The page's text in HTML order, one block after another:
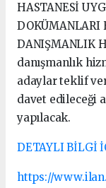
HASTANESİ
DOKÜMANLARI
DANIŞMANLIK
danışmanlık
adaylar teklif
davet edileceği
yapılacak.
DETAYLI BİLGİ
https://